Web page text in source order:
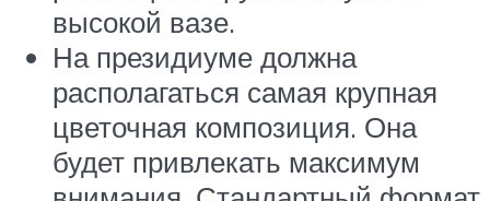
высокой вазе.
На президиуме должна
располагаться самая крупная
цветочная композиция. Она
будет привлекать максимум